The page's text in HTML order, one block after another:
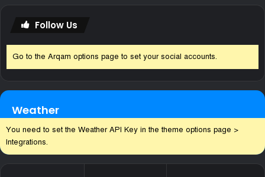
Follow Us
Go to the Arqam options page to set your social accounts.
Weather
You need to set the Weather API Key in the theme options page >
Integrations.